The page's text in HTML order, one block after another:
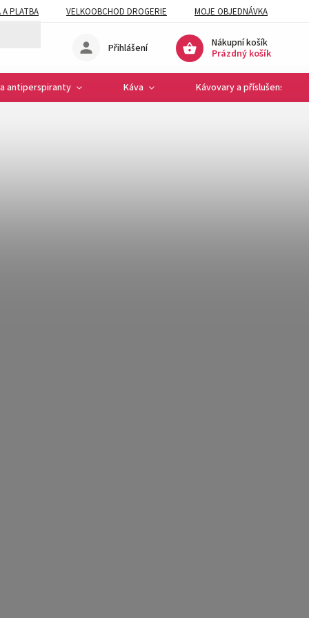
PLATBA VELKOOBCHOD DROGERIE MOJE OBJEDNÁVKA
Nákupní košík
Prázdný košík
Přihlášení
antiperspiranty Káva Kávovary a příslušenství